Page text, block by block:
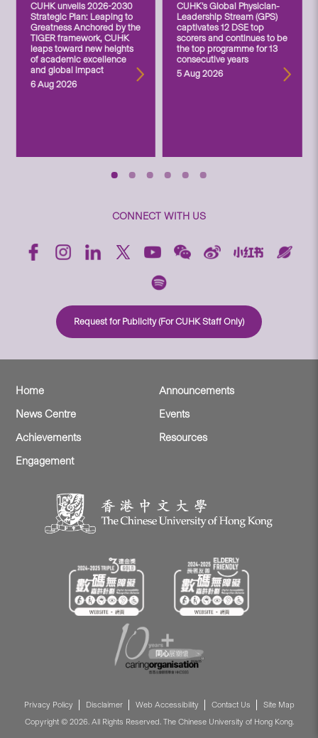
CUHK unveils 2026-2030
Strategic Plan: Leaping to
Greatness Anchored by the
TIGER framework, CUHK
leaps toward new heights
of academic excellence
and global impact
6 Aug 2026
CUHK’s Global Physician-
Leadership Stream (GPS)
captivates 12 DSE top
scorers and continues to be
the top programme for 13
consecutive years
5 Aug 2026
CONNECT WITH US
Request for Publicity (For CUHK Staff Only)
Home
Announcements
News Centre
Events
Achievements
Resources
Engagement
Privacy Policy Disclaimer Web Accessibility Contact Us
Site Map
Copyright © 2026. All Rights Reserved. The Chinese University of Hong Kong.